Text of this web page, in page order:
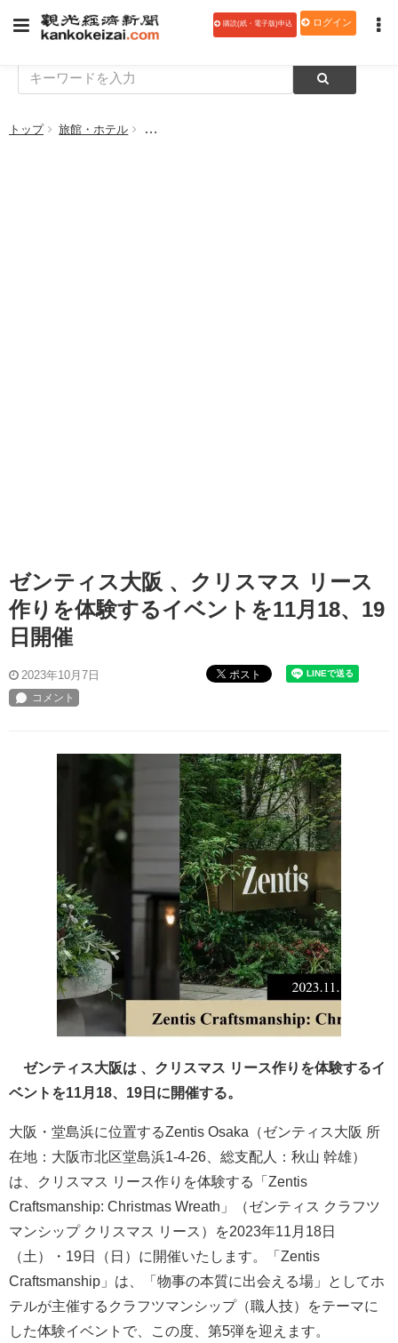
購読(紙・電子版)申込 ログイン
トップ 旅館・ホテル ゼンティス大阪 、クリスマス リース作りを体
ゼンティス大阪 、クリスマス リース
作りを体験するイベントを11月18、19
日開催
2023年10月7日 ポスト
ゼンティス大阪は 、クリスマス リース作りを体験するイ
ベントを11月18、19日に開催する。
大阪・堂島浜に位置するZentis Osaka（ゼンティス大阪 所
在地：大阪市北区堂島浜1-4-26、総支配人：秋山 幹雄）
は、クリスマス リース作りを体験する「Zentis
Craftsmanship: Christmas Wreath」（ゼンティス クラフツ
マンシップ クリスマス リース）を2023年11月18日
（土）・19日（日）に開催いたします。「Zentis
Craftsmanship」は、「物事の本質に出会える場」としてホ
テルが主催するクラフツマンシップ（職人技）をテーマに
した体験イベントで、この度、第5弾を迎えます。